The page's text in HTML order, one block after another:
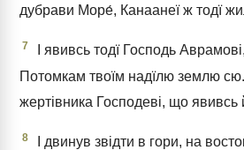
дубрави Море́, Канаанеї ж тодї
7
І явивсь тодї Господь
Потомкам твоїм надїлю землю сю.
жертівника Господеві, що явивсь
8
І двинув звідти в гори, на